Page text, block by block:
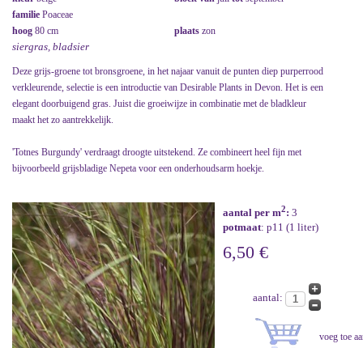
familie Poaceae
hoog 80 cm plaats zon
siergras, bladsier
Deze grijs-groene tot bronsgroene, in het najaar vanuit de punten diep purperrood
verkleurende, selectie is een introductie van Desirable Plants in Devon. Het is een
elegant doorbuigend gras. Juist die groeiwijze in combinatie met de bladkleur
maakt het zo aantrekkelijk.
'Totnes Burgundy' verdraagt droogte uitstekend. Ze combineert heel fijn met
bijvoorbeeld grijsbladige Nepeta voor een onderhoudsarm hoekje.
aantal per m2: 3
potmaat: p11 (1 liter)
6,50 €
aantal: